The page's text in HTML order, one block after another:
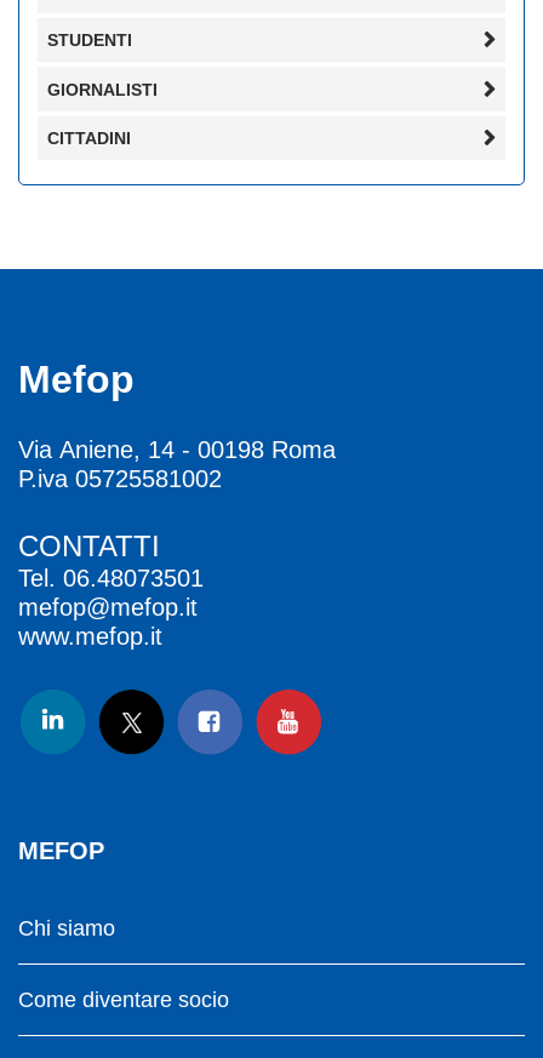
STUDENTI
GIORNALISTI
CITTADINI
Mefop
Via Aniene, 14 - 00198 Roma
P.iva 05725581002
CONTATTI
Tel. 06.48073501
mefop@mefop.it
www.mefop.it
MEFOP
Chi siamo
Come diventare socio